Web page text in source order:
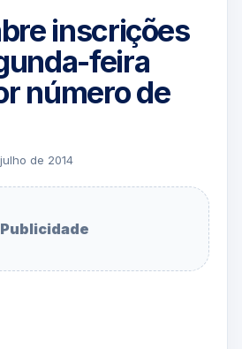
inscrições
feira
número de
de 2014
Publicidade